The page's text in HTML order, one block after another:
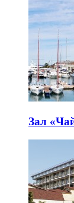
Зал